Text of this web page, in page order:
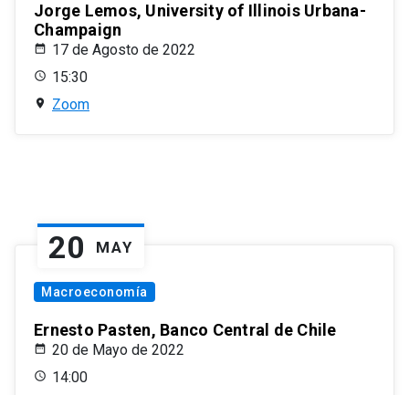
Jorge Lemos, University of Illinois Urbana-
Champaign
17 de Agosto de 2022
15:30
Zoom
20 MAY
Macroeconomía
Ernesto Pasten, Banco Central de Chile
20 de Mayo de 2022
14:00